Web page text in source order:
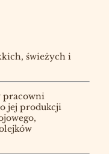
świeżych i
pracowni
jej produkcji